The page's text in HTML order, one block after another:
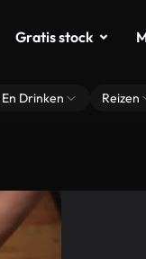
Gratis stock
Drinken Reizen